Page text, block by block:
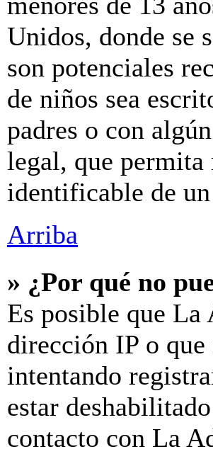
Unidos, donde se
son potenciales
de niños sea
padres o con
legal, que
identificable de
Arriba
» ¿Por qué no
Es posible que
dirección IP o que
intentando
estar
contacto con La